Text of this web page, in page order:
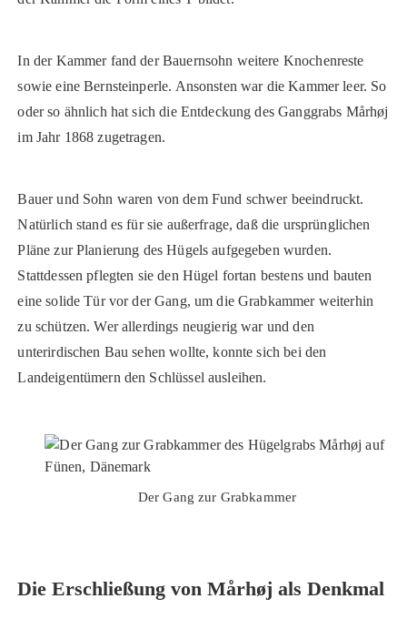
In der Kammer fand der Bauernsohn weitere Knochenreste
sowie eine Bernsteinperle. Ansonsten war die Kammer leer. So
oder so ähnlich hat sich die Entdeckung des Ganggrabs Mårhøj
im Jahr 1868 zugetragen.
Bauer und Sohn waren von dem Fund schwer beeindruckt.
Natürlich stand es für sie außerfrage, daß die ursprünglichen
Pläne zur Planierung des Hügels aufgegeben wurden.
Stattdessen pflegten sie den Hügel fortan bestens und bauten
eine solide Tür vor der Gang, um die Grabkammer weiterhin
zu schützen. Wer allerdings neugierig war und den
unterirdischen Bau sehen wollte, konnte sich bei den
Landeigentümern den Schlüssel ausleihen.
Der Gang zur Grabkammer
Die Erschließung von Mårhøj als Denkmal